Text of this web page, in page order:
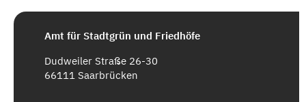
Amt für Stadtgrün und Friedhöfe
Dudweiler Straße 26-30
66111 Saarbrücken